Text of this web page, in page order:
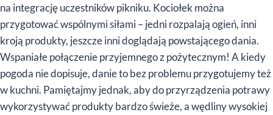
na integrację uczestników pikniku. Kociołek można
przygotować wspólnymi siłami – jedni rozpalają ogień, inni
kroją produkty, jeszcze inni doglądają powstającego dania.
Wspaniałe połączenie przyjemnego z pożytecznym! A kiedy
pogoda nie dopisuje, danie to bez problemu przygotujemy też
w kuchni. Pamiętajmy jednak, aby do przyrządzenia potrawy
wykorzystywać produkty bardzo świeże, a wędliny wysokiej